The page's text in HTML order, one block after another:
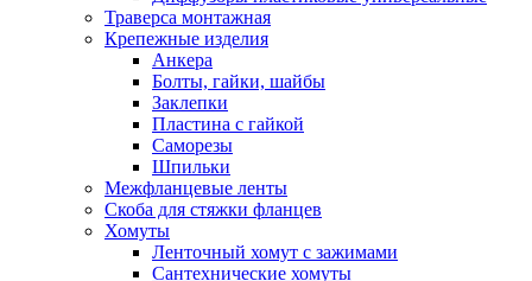
Траверса монтажная
Крепежные изделия
Анкера
Болты, гайки, шайбы
Заклепки
Пластина с гайкой
Саморезы
Шпильки
Межфланцевые ленты
Скоба для стяжки фланцев
Хомуты
Ленточный хомут с зажимами
Сантехнические хомуты